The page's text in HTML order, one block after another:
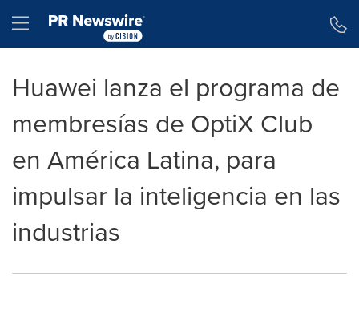
Hamburger menu
Huawei lanza el programa de
membresías de OptiX Club
en América Latina, para
impulsar la inteligencia en las
industrias